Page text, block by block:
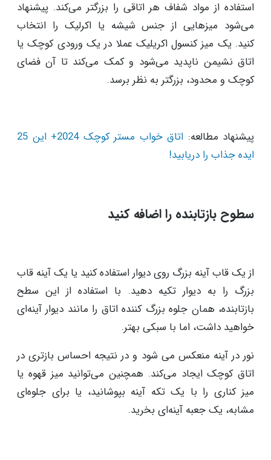
استفاده از مواد شفاف هر اتاقی را بزرگتر می‌کند. پیشنهاد
می‌شود میزهایی از جنس شیشه یا اکرلیک را انتخاب
کنید. یک میز کنسول اکریلیک عملا در یک ورودی کوچک یا
اتاق نشیمن ناپدید می‌شود و کمک می‌کند تا آن فضای
کوچک و محدود، بزرگتر به نظر برسد.
پیشنهاد مطالعه:
اتاق خواب مستر کوچک 2024+ این 25
ایده جذاب را دریابید!
سطوح بازتابنده را اضافه کنید